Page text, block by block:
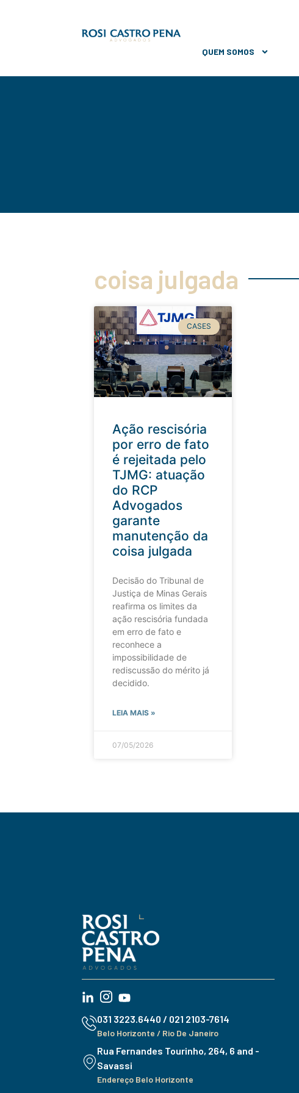
QUEM SOMOS
coisa julgada
CASES
Ação rescisória
por erro de fato
é rejeitada pelo
TJMG: atuação
do RCP
Advogados
garante
manutenção da
coisa julgada
Decisão do Tribunal de
Justiça de Minas Gerais
reafirma os limites da
ação rescisória fundada
em erro de fato e
reconhece a
impossibilidade de
rediscussão do mérito já
decidido.
LEIA MAIS »
07/05/2026
031 3223.6440 / 021 2103-7614
Belo Horizonte / Rio De Janeiro
Rua Fernandes Tourinho, 264, 6 and -
Savassi
Endereço Belo Horizonte